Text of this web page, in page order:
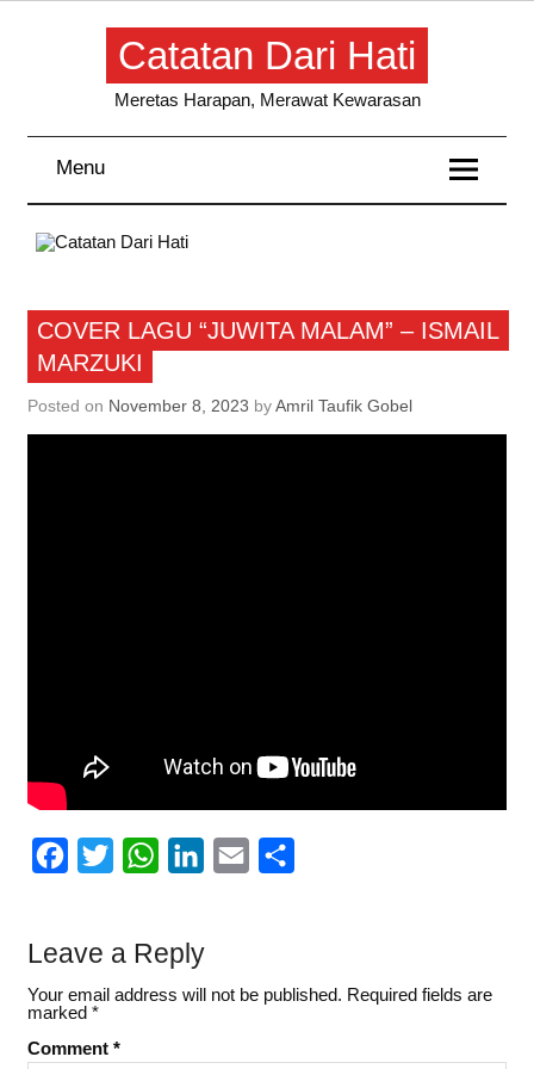
Skip
Catatan Dari Hati
Meretas Harapan, Merawat Kewarasan
Menu
Cover Lagu
COVER LAGU “JUWITA MALAM” – ISMAIL
MARZUKI
Posted on November 8, 2023 byAmril Taufik Gobel
e
b
t
t
W
t
s
e
l
e
Leave a Reply
Your email address will not be published. Required fields are
marked *
Comment *